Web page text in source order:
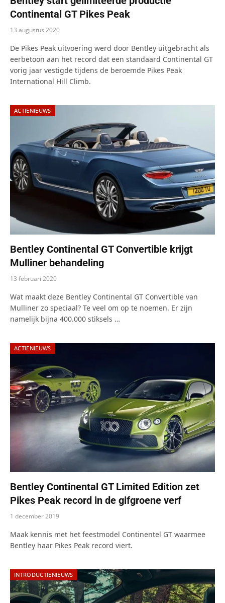
Continental GT Pikes Peak
13 augustus 2020
De Pikes Peak uitvoering werd door Bentley uitgebracht als
eerbetoon aan het record dat een standaard Continental GT
vorig jaar vestigde tijdens de beroemde Pikes Peak
International Hill Climb.
ACTIENIEUWS
Bentley Continental GT Convertible krijgt
Mulliner behandeling
13 februari 2020
Wat maakt deze Bentley Continental GT Convertible van
Mulliner zo speciaal? Te veel om op te noemen. Er zijn
namelijk bijna 400.000 stiksels …
ACTIENIEUWS
Bentley Continental GT Limited Edition zet
Pikes Peak record in de gifgroene verf
1 december 2019
Maak kennis met het feestmodel Continentel GT waarmee
Bentley haar Pikes Peak record viert.
INTRODUCTIENIEUWS